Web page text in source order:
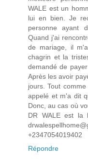
WALE est un
lui en bien. Je
personne ayant
Quand j'ai
de mariage, il
chagrin et la
demandé de
Après les avoir
jours. Tout
appelé et m'a dit
Donc, au cas où
DR WALE est la
+2347054019402
Répondre